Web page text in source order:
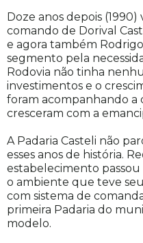
Doze anos depois (1990)
comando de Dorival
e agora também
segmento pela
Rodovia não tinha
investimentos e o
foram acompanhando a
cresceram com a
A Padaria Casteli não
esses anos de história.
estabelecimento
o ambiente que teve
com sistema de
primeira Padaria do
modelo.